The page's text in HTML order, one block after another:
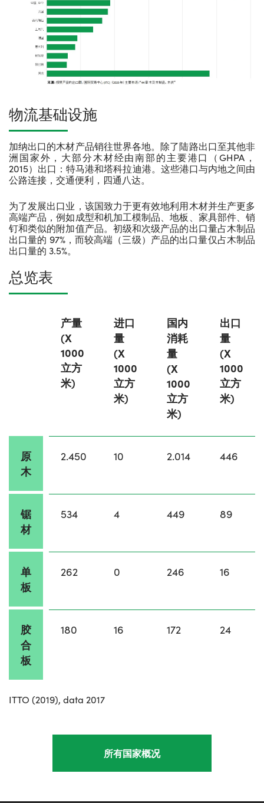
物流基础设施
加纳出口的木材产品销往世界各地。除了陆路出口至其他非
洲国家外，大部分木材经由南部的主要港口（GHPA，
2015）出口：特马港和塔科拉迪港。这些港口与内地之间由
公路连接，交通便利，四通八达。
为了发展出口业，该国致力于更有效地利用木材并生产更多
高端产品，例如成型和机加工模制品、地板、家具部件、销
钉和类似的附加值产品。初级和次级产品的出口量占木制品
出口量的 97%，而较高端（三级）产品的出口量仅占木制品
出口量的 3.5%。
总览表
产量
(X
1000
立方
米)
进口
量
(X
1000
立方
米)
国内
消耗
量
(X
1000
立方
米)
出口
量
(X
1000
立方
米)
原
木
2.450 10 2.014 446
锯
材
534 4 449 89
单
板
262 0 246 16
胶
合
板
180 16 172 24
ITTO (2019), data 2017
所有国家概况